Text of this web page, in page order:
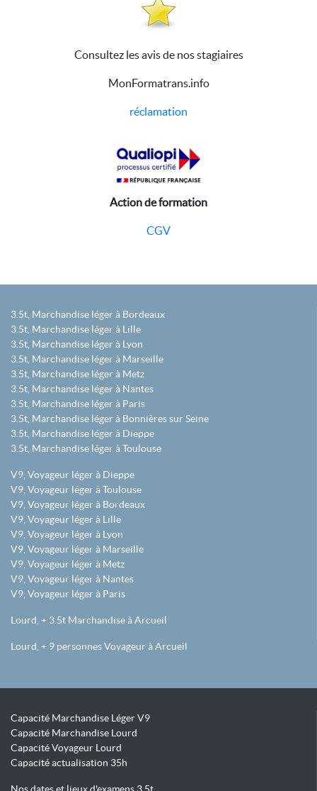
Consultez les avis de nos stagiaires
MonFormatrans.info
réclamation
Action de formation
CGV
3.5t, Marchandise léger à Bordeaux
3.5t, Marchandise léger à Lille
3.5t, Marchandise léger à Lyon
3.5t, Marchandise léger à Marseille
3.5t, Marchandise léger à Metz
3.5t, Marchandise léger à Nantes
3.5t, Marchandise léger à Paris
3.5t, Marchandise léger à Bonnières sur Seine
3.5t, Marchandise léger à Dieppe
3.5t, Marchandise léger à Toulouse
V9, Voyageur léger à Dieppe
V9, Voyageur léger à Toulouse
V9, Voyageur léger à Bordeaux
V9, Voyageur léger à Lille
V9, Voyageur léger à Lyon
V9, Voyageur léger à Marseille
V9, Voyageur léger à Metz
V9, Voyageur léger à Nantes
V9, Voyageur léger à Paris
Lourd, + 3.5t Marchandise à Arcueil
Lourd, + 9 personnes Voyageur à Arcueil
Capacité Marchandise Léger V9
Capacité Marchandise Lourd
Capacité Voyageur Lourd
Capacité actualisation 35h